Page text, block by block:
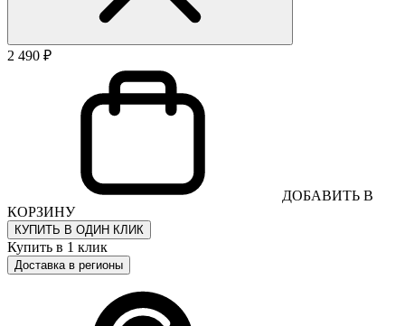
2 490 ₽
ДОБАВИТЬ В
КОРЗИНУ
КУПИТЬ В ОДИН КЛИК
Купить в 1 клик
Доставка в регионы